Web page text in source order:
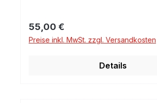
Regulärer Preis:
55,00 €
Preise inkl. MwSt. zzgl. Versandkosten
Details